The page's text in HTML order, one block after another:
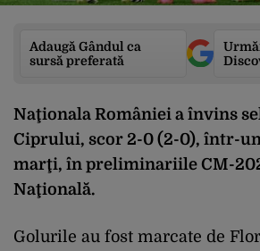
Adaugă Gândul ca
sursă preferată
Naţionala României a învins
Ciprului, scor 2-0 (2-0), într-
marţi, în preliminariile CM-
Naţională.
Golurile au fost marcate de